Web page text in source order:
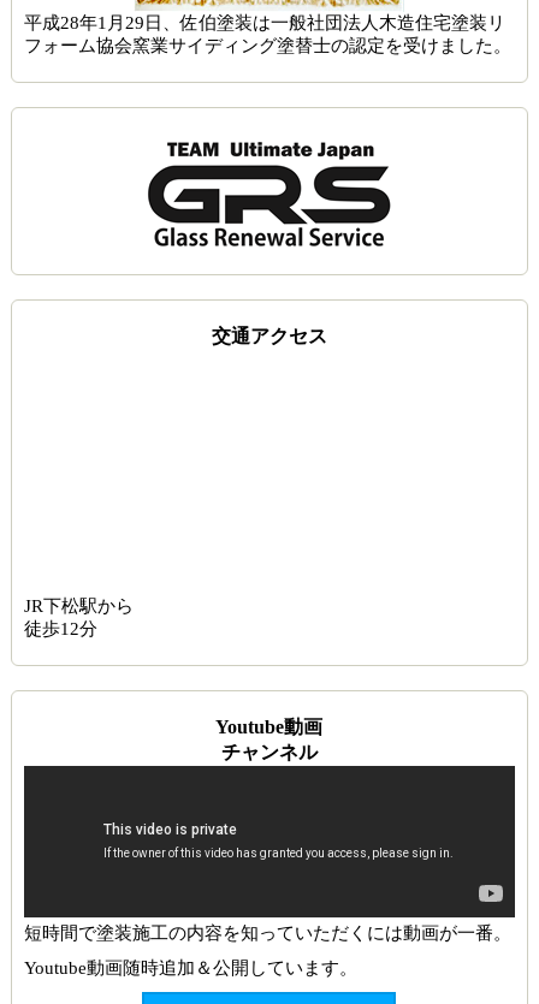
平成28年1月29日、佐伯塗装は一般社団法人木造住宅塗装リ
フォーム協会窯業サイディング塗替士の認定を受けました。
交通アクセス
JR下松駅から
徒歩12分
Youtube動画
チャンネル
短時間で塗装施工の内容を知っていただくには動画が一番。
Youtube動画随時追加＆公開しています。